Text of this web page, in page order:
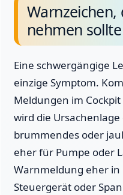
nehmen sollte
Eine schwergängige
einzige Symptom.
Meldungen im
wird die
brummendes oder
eher für Pumpe oder
Warnmeldung eher in
Steuergerät oder